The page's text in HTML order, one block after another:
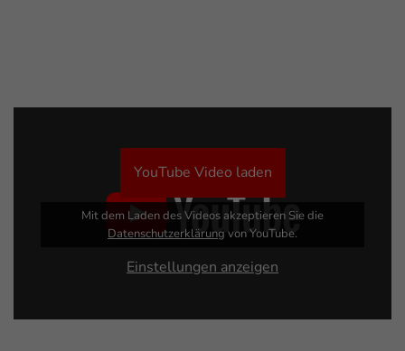
YouTube Video laden
Mit dem Laden des Videos akzeptieren Sie die
Datenschutzerklärung von YouTube.
Einstellungen anzeigen